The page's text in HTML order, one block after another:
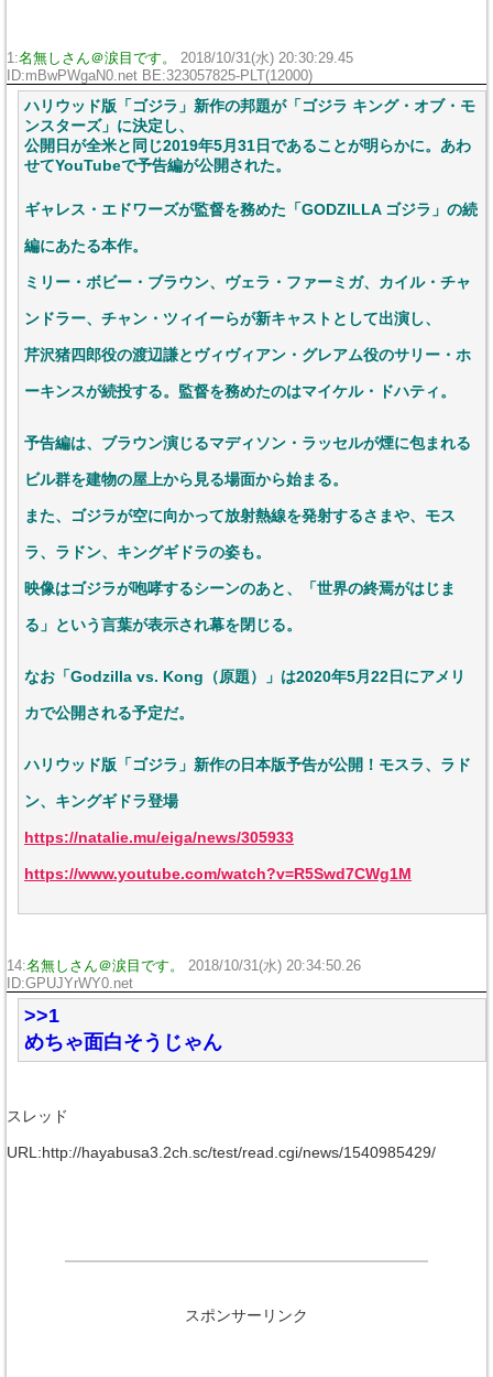
1:名無しさん＠涙目です。
2018/10/31(水) 20:30:29.45
ID:mBwPWgaN0.net BE:323057825-PLT(12000)
ハリウッド版「ゴジラ」新作の邦題が「ゴジラ キング・オブ・モ
ンスターズ」に決定し、
公開日が全米と同じ2019年5月31日であることが明らかに。あわ
せてYouTubeで予告編が公開された。
ギャレス・エドワーズが監督を務めた「GODZILLA ゴジラ」の続
編にあたる本作。
ミリー・ボビー・ブラウン、ヴェラ・ファーミガ、カイル・チャ
ンドラー、チャン・ツィイーらが新キャストとして出演し、
芹沢猪四郎役の渡辺謙とヴィヴィアン・グレアム役のサリー・ホ
ーキンスが続投する。監督を務めたのはマイケル・ドハティ。
予告編は、ブラウン演じるマディソン・ラッセルが煙に包まれる
ビル群を建物の屋上から見る場面から始まる。
また、ゴジラが空に向かって放射熱線を発射するさまや、モス
ラ、ラドン、キングギドラの姿も。
映像はゴジラが咆哮するシーンのあと、「世界の終焉がはじま
る」という言葉が表示され幕を閉じる。
なお「Godzilla vs. Kong（原題）」は2020年5月22日にアメリ
カで公開される予定だ。
ハリウッド版「ゴジラ」新作の日本版予告が公開！モスラ、ラド
ン、キングギドラ登場
https://natalie.mu/eiga/news/305933
https://www.youtube.com/watch?v=R5Swd7CWg1M
14:名無しさん＠涙目です。
2018/10/31(水) 20:34:50.26
ID:GPUJYrWY0.net
>>1
めちゃ面白そうじゃん
スレッド
URL:http://hayabusa3.2ch.sc/test/read.cgi/news/1540985429/
スポンサーリンク